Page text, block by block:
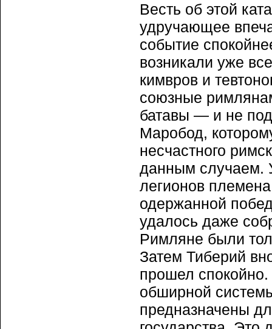
Весть об этой
удручающее
событие
возникали уже
кимвров и
союзные
батавы — и не
Маробод,
несчастного
данным случаем.
легионов
одержанной
удалось даже
Римляне были
Затем Тиберий
прошел
обширной
предназначены